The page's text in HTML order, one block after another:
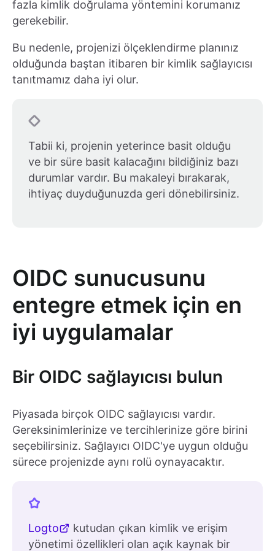
fazla kimlik doğrulama yöntemini korumanız
gerekebilir.
Bu nedenle, projenizi ölçeklendirme planınız
olduğunda baştan itibaren bir kimlik sağlayıcısı
tanıtmamız daha iyi olur.
Tabii ki, projenin yeterince basit olduğu
ve bir süre basit kalacağını bildiğiniz bazı
durumlar vardır. Bu makaleyi bırakarak,
ihtiyaç duyduğunuzda geri dönebilirsiniz.
OIDC sunucusunu
entegre etmek için en
iyi uygulamalar
Bir OIDC sağlayıcısı bulun
Piyasada birçok OIDC sağlayıcısı vardır.
Gereksinimlerinize ve tercihlerinize göre birini
seçebilirsiniz. Sağlayıcı OIDC'ye uygun olduğu
sürece projenizde aynı rolü oynayacaktır.
Logto
kutudan çıkan kimlik ve erişim
yönetimi özellikleri olan açık kaynak bir